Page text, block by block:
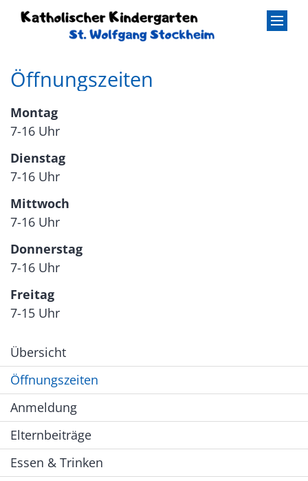
Zum Inhalt springen
Öffnungszeiten
Montag
7-16 Uhr
Dienstag
7-16 Uhr
Mittwoch
7-16 Uhr
Donnerstag
7-16 Uhr
Freitag
7-15 Uhr
Übersicht
Öffnungszeiten
Anmeldung
Elternbeiträge
Essen & Trinken